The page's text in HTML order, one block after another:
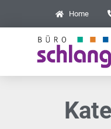
Home